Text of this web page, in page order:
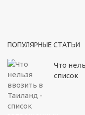
ПОПУЛЯРНЫЕ СТАТЬИ
Что
список